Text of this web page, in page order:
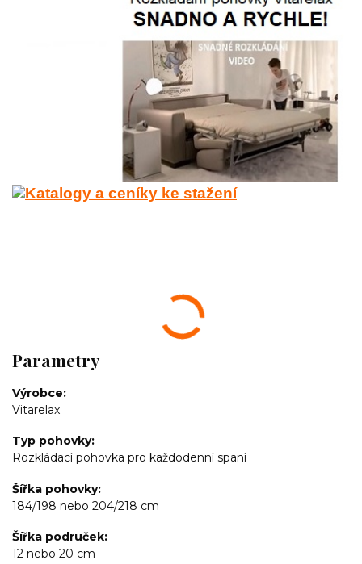
Parametry
Výrobce
Vitarelax
Typ pohovky
Rozkládací pohovka pro každodenní spaní
Šířka pohovky
184/198 nebo 204/218 cm
Šířka područek
12 nebo 20 cm